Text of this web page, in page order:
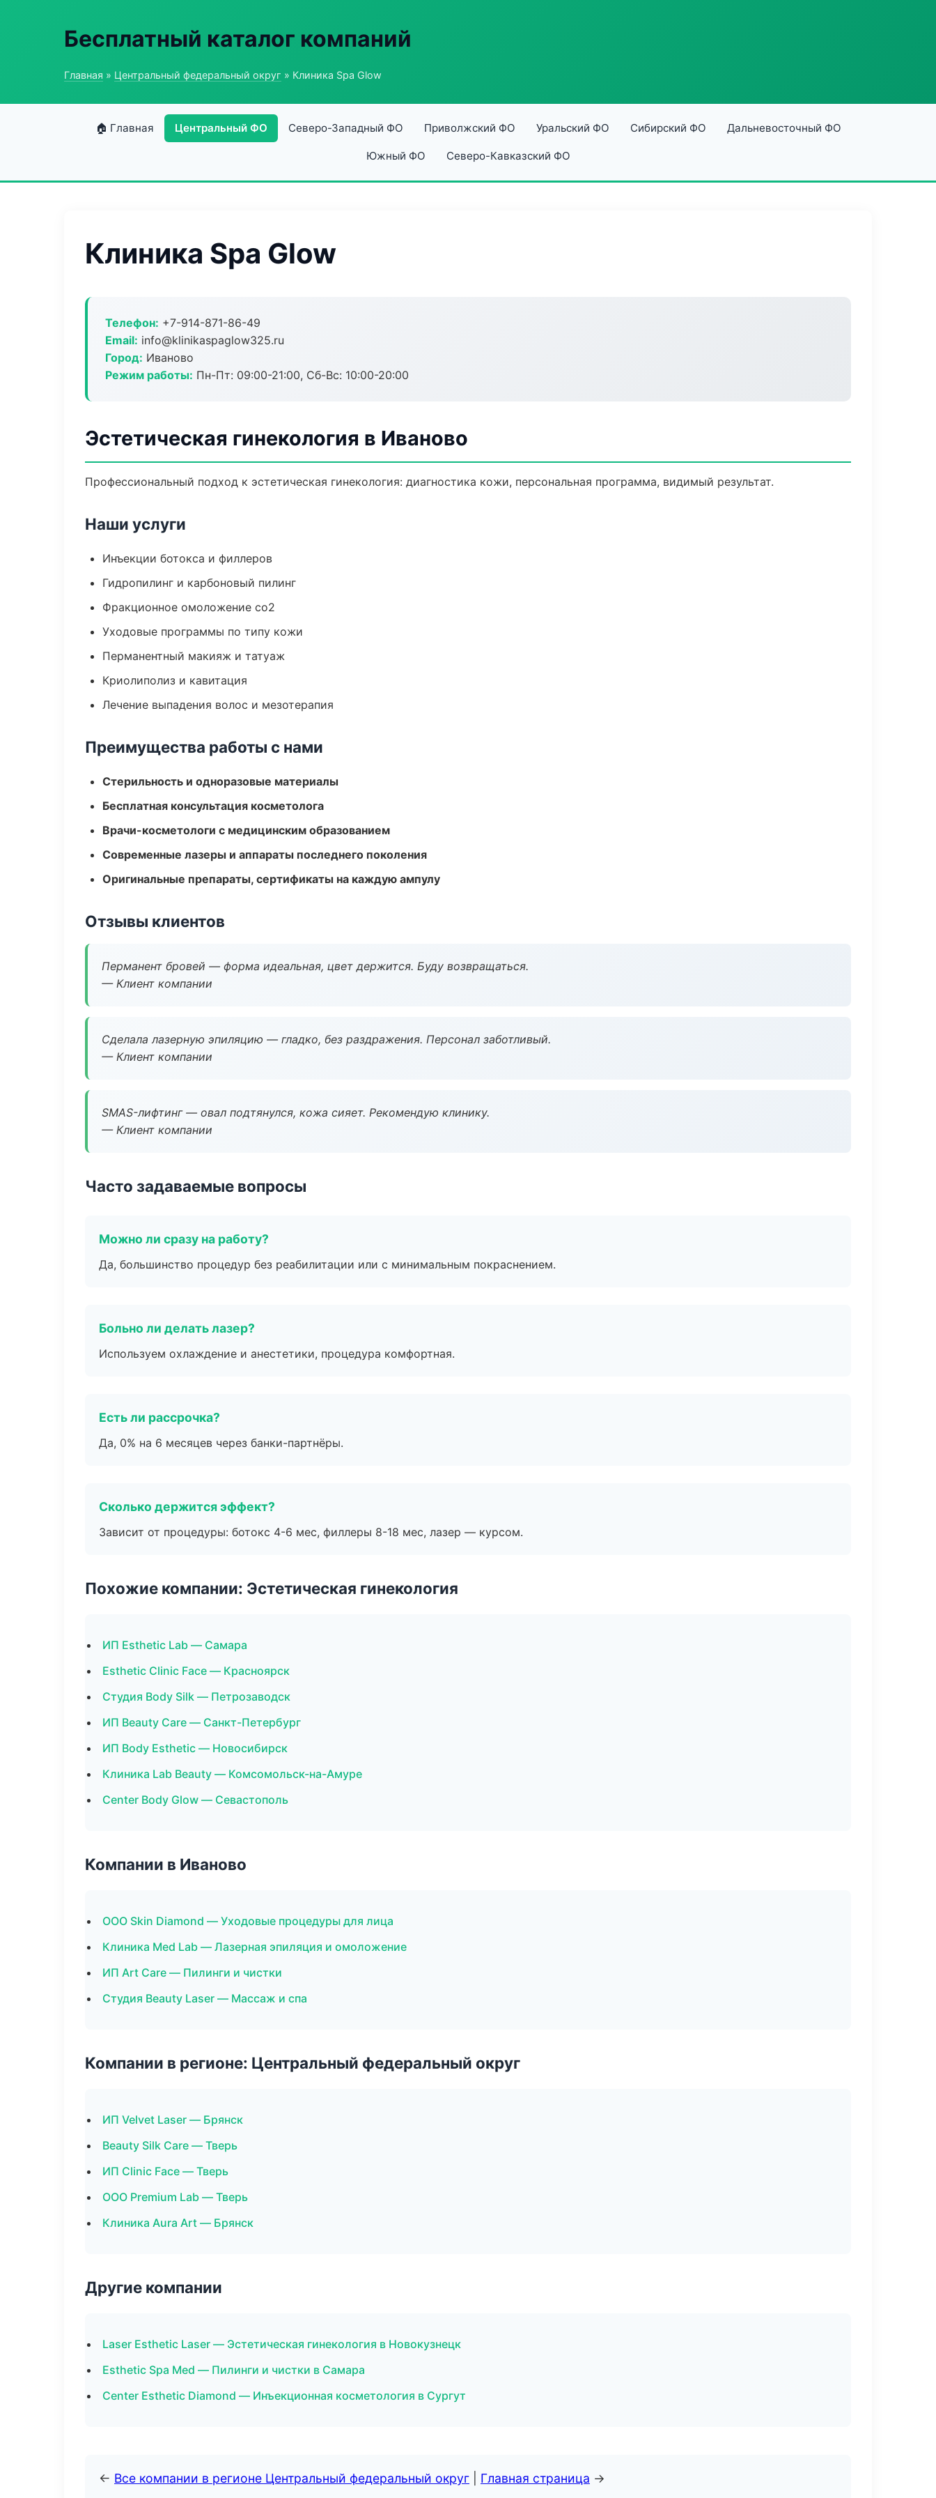
Бесплатный каталог компаний
Главная » Центральный федеральный округ » Клиника Spa Glow
🏠 Главная Центральный ФО Северо-Западный ФО Приволжский ФО Уральский ФО Сибирский ФО Дальневосточный ФО
Южный ФО Северо-Кавказский ФО
Клиника Spa Glow
Телефон: +7-914-871-86-49
Email: info@klinikaspaglow325.ru
Город: Иваново
Режим работы: Пн-Пт: 09:00-21:00, Сб-Вс: 10:00-20:00
Эстетическая гинекология в Иваново
Профессиональный подход к эстетическая гинекология: диагностика кожи, персональная программа, видимый результат.
Наши услуги
Инъекции ботокса и филлеров
Гидропилинг и карбоновый пилинг
Фракционное омоложение co2
Уходовые программы по типу кожи
Перманентный макияж и татуаж
Криолиполиз и кавитация
Лечение выпадения волос и мезотерапия
Преимущества работы с нами
Стерильность и одноразовые материалы
Бесплатная консультация косметолога
Врачи-косметологи с медицинским образованием
Современные лазеры и аппараты последнего поколения
Оригинальные препараты, сертификаты на каждую ампулу
Отзывы клиентов
Перманент бровей — форма идеальная, цвет держится. Буду возвращаться.
— Клиент компании
Сделала лазерную эпиляцию — гладко, без раздражения. Персонал заботливый.
— Клиент компании
SMAS-лифтинг — овал подтянулся, кожа сияет. Рекомендую клинику.
— Клиент компании
Часто задаваемые вопросы
Можно ли сразу на работу?
Да, большинство процедур без реабилитации или с минимальным покраснением.
Больно ли делать лазер?
Используем охлаждение и анестетики, процедура комфортная.
Есть ли рассрочка?
Да, 0% на 6 месяцев через банки-партнёры.
Сколько держится эффект?
Зависит от процедуры: ботокс 4-6 мес, филлеры 8-18 мес, лазер — курсом.
Похожие компании: Эстетическая гинекология
ИП Esthetic Lab — Самара
Esthetic Clinic Face — Красноярск
Студия Body Silk — Петрозаводск
ИП Beauty Care — Санкт-Петербург
ИП Body Esthetic — Новосибирск
Клиника Lab Beauty — Комсомольск-на-Амуре
Center Body Glow — Севастополь
Компании в Иваново
ООО Skin Diamond — Уходовые процедуры для лица
Клиника Med Lab — Лазерная эпиляция и омоложение
ИП Art Care — Пилинги и чистки
Студия Beauty Laser — Массаж и спа
Компании в регионе: Центральный федеральный округ
ИП Velvet Laser — Брянск
Beauty Silk Care — Тверь
ИП Clinic Face — Тверь
ООО Premium Lab — Тверь
Клиника Aura Art — Брянск
Другие компании
Laser Esthetic Laser — Эстетическая гинекология в Новокузнецк
Esthetic Spa Med — Пилинги и чистки в Самара
Center Esthetic Diamond — Инъекционная косметология в Сургут
← Все компании в регионе Центральный федеральный округ Главная страница →